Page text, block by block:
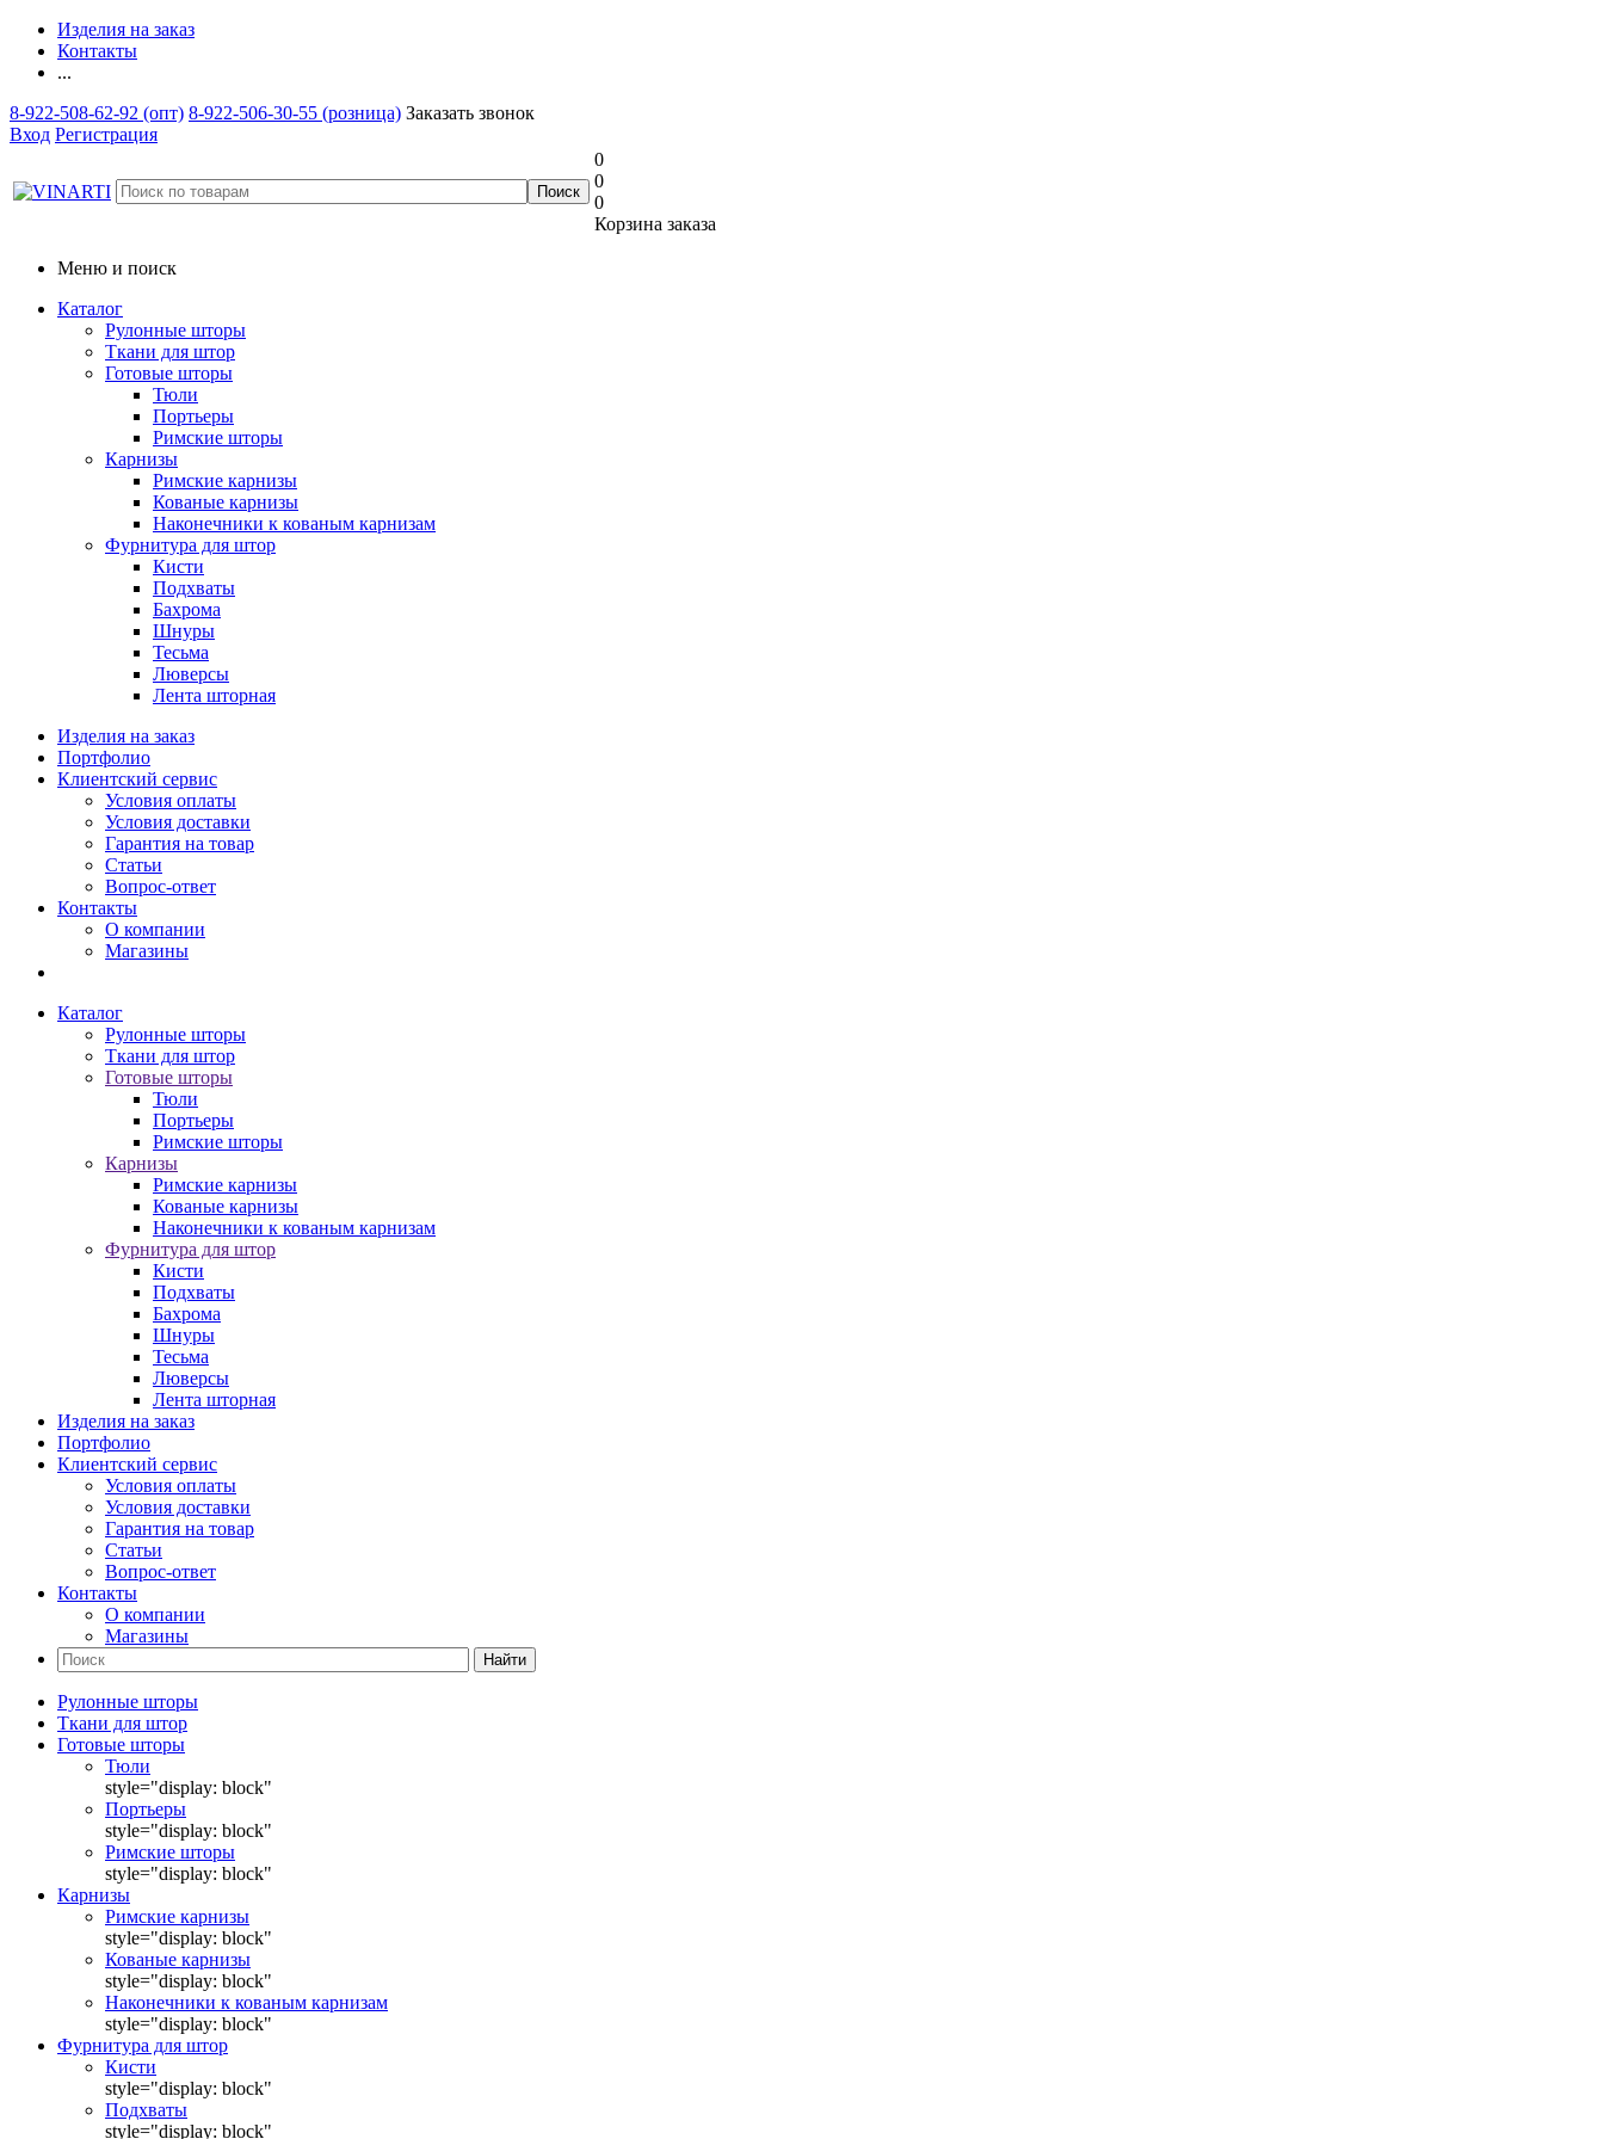
Изделия на заказ
Контакты
...
8-922-508-62-92 (опт) 8-922-506-30-55 (розница) Заказать звонок
Вход Регистрация
0
0
0
Корзина заказа
Меню и поиск
Каталог
Рулонные шторы
Ткани для штор
Готовые шторы
Тюли
Портьеры
Римские шторы
Карнизы
Римские карнизы
Кованые карнизы
Наконечники к кованым карнизам
Фурнитура для штор
Кисти
Подхваты
Бахрома
Шнуры
Тесьма
Люверсы
Лента шторная
Изделия на заказ
Портфолио
Клиентский сервис
Условия оплаты
Условия доставки
Гарантия на товар
Статьи
Вопрос-ответ
Контакты
О компании
Магазины
Каталог
Рулонные шторы
Ткани для штор
Готовые шторы
Тюли
Портьеры
Римские шторы
Карнизы
Римские карнизы
Кованые карнизы
Наконечники к кованым карнизам
Фурнитура для штор
Кисти
Подхваты
Бахрома
Шнуры
Тесьма
Люверсы
Лента шторная
Изделия на заказ
Портфолио
Клиентский сервис
Условия оплаты
Условия доставки
Гарантия на товар
Статьи
Вопрос-ответ
Контакты
О компании
Магазины
Найти
Рулонные шторы
Ткани для штор
Готовые шторы
Тюли
style="display: block"
Портьеры
style="display: block"
Римские шторы
style="display: block"
Карнизы
Римские карнизы
style="display: block"
Кованые карнизы
style="display: block"
Наконечники к кованым карнизам
style="display: block"
Фурнитура для штор
Кисти
style="display: block"
Подхваты
style="display: block"